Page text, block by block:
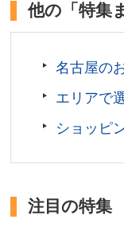
界最大級のドー
ある映像・音楽
ボなど大型展
しみながら、科
観覧料／展示
小人(中学生以下)
開館時間／
他の「特集
名古屋の
エリアで
ショッピ
注目の特集